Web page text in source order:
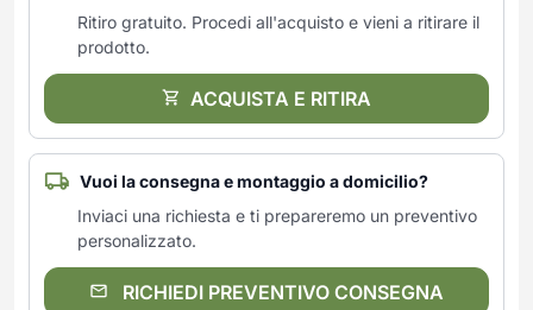
Grattugie elettriche
Robot Da Cucina
Sbattitori
Spremiagrumi e Centrifughe
Tritacarne
Lampade da parete
Lampade da tavolo
Lampade da terra
Mobili Ingresso
Multiuso e Scarpiere
Scarpiere
SOGGIORNO
Divani e Poltrone
Sedie e Sgabelli
Soggiorni e Pareti
Mobili per ufficio
Moduli per ufficio
TAVOLI USATI
Ritiro gratuito. Procedi all'acquisto e vieni a ritirare il
prodotto.
ACQUISTA E RITIRA
Vuoi la consegna e montaggio a domicilio?
Inviaci una richiesta e ti prepareremo un preventivo
personalizzato.
RICHIEDI PREVENTIVO CONSEGNA